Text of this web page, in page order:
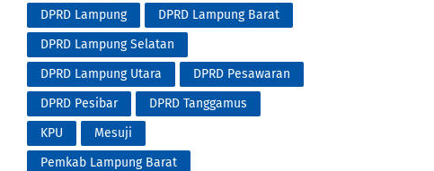
DPRD Lampung
DPRD Lampung Barat
DPRD Lampung Selatan
DPRD Lampung Utara
DPRD Pesawaran
DPRD Pesibar
DPRD Tanggamus
KPU
Mesuji
Pemkab Lampung Barat